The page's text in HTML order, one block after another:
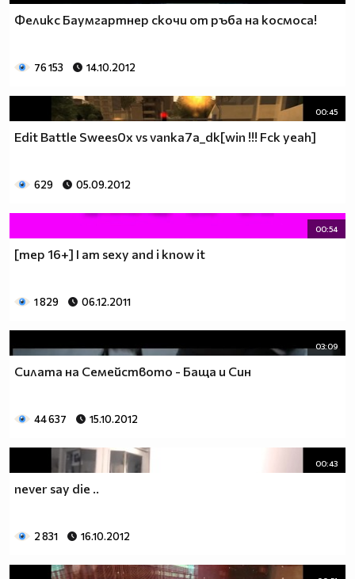
Феликс Баумгартнер скочи от ръба на космоса!
76 153 14.10.2012
00:45
Edit Battle Swees0x vs vanka7a_dk[win !!! Fck yeah]
629 05.09.2012
00:54
[mep 16+] I am sexy and i know it
1 829 06.12.2011
03:09
Силата на Семейството - Баща и Син
44 637 15.10.2012
00:43
never say die ..
2 831 16.10.2012